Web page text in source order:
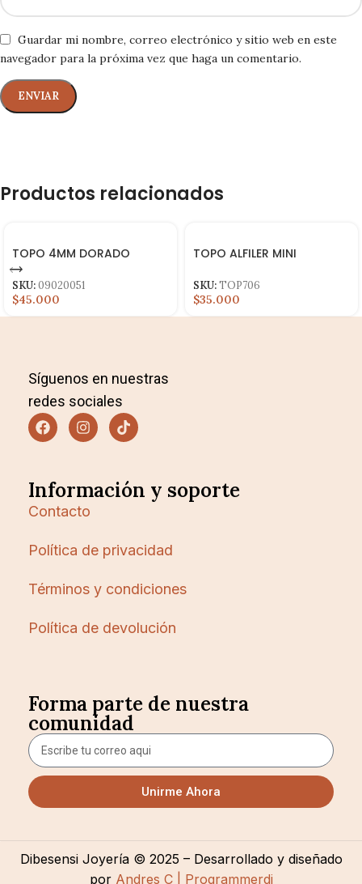
Guardar mi nombre, correo electrónico y sitio web en este
navegador para la próxima vez que haga un comentario.
Productos relacionados
TOPO 4MM DORADO
SKU:09020051
$45.000
TOPO ALFILER MINI
SKU:TOP706
$35.000
Síguenos en nuestras
redes sociales
Información y soporte
Contacto
Política de privacidad
Términos y condiciones
Política de devolución
Forma parte de nuestra
comunidad
Unirme Ahora
Dibesensi Joyería © 2025 – Desarrollado y diseñado
porAndres C | Programmerdj